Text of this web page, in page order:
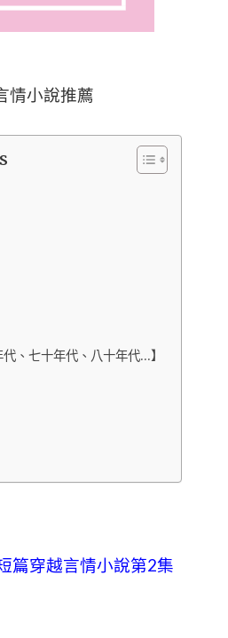
情小說推薦
代、七十年代、八十年代…】
篇穿越言情小說第2集